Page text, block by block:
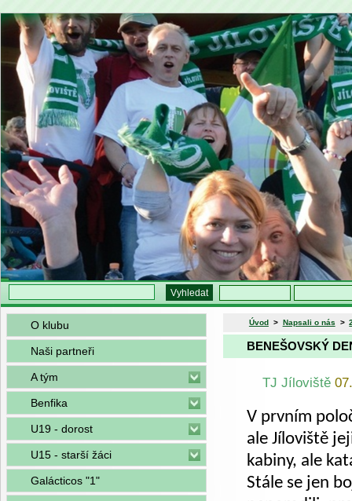
O klubu
Naši partneři
A tým
Benfika
U19 - dorost
U15 - starší žáci
Galácticos "1"
Úvod > Napsali o nás >
BENEŠOVSKÝ
TJ Jíloviště
V prvním
ale Jíloviště
kabiny, ale
Stále se jen